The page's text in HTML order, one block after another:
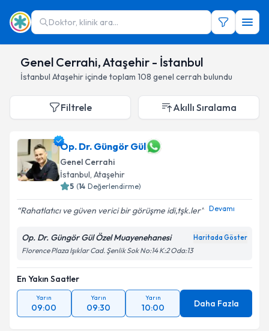
Doktor, klinik ara...
Genel Cerrahi, Ataşehir - İstanbul
İstanbul Ataşehiriçinde toplam 108 genel cerrah bulundu
Filtrele Akıllı Sıralama
Op. Dr. Güngör Gül
Genel Cerrahi
İstanbul, Ataşehir
5 (14 Değerlendirme)
Rahatlatıcı ve güven verici bir görüşme idi,tşk.ler Devamı
Op. Dr. Güngör Gül Özel Muayenehanesi Haritada Göster
Florence Plaza Işıklar Cad. Şenlik Sok No:14 K:2 Oda:13
En Yakın Saatler
Yarın
09:00
Yarın
09:30
Yarın
10:00 Daha Fazla